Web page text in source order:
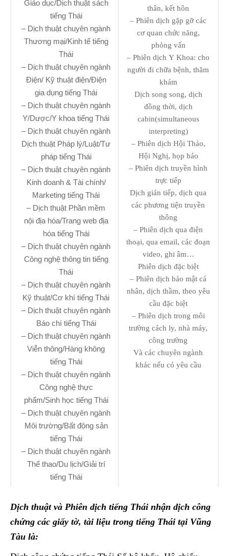
Giáo dục/Dịch thuật sách
tiếng Thái
– Dịch thuật chuyên ngành
Thương mại/Kinh tế tiếng
Thái
– Dịch thuật chuyên ngành
Điện/ Kỹ thuật điện/Điện
gia dụng tiếng Thái
– Dịch thuật chuyên ngành
Y/Dược/Y khoa tiếng Thái
– Dịch thuật chuyên ngành
Dịch thuật Pháp lý/Luật/Tư
pháp tiếng Thái
– Dịch thuật chuyên ngành
Kinh doanh & Tài chính/
Marketing tiếng Thái
– Dịch thuật Phần mềm
nội địa hóa/Trang web địa
hóa tiếng Thái
– Dịch thuật chuyên ngành
Công nghệ thông tin tiếng
Thái
– Dịch thuật chuyên ngành
Kỹ thuật/Cơ khí tiếng Thái
– Dịch thuật chuyên ngành
Báo chí tiếng Thái
– Dịch thuật chuyên ngành
Viễn thông/Hàng không
tiếng Thái
– Dịch thuật chuyên ngành
Công nghệ thực
phẩm/Sinh học tiếng Thái
– Dịch thuật chuyên ngành
Môi trường/Bất động sản
tiếng Thái
– Dịch thuật chuyên ngành
Thể thao/Du lịch/Giải trí
tiếng Thái
thân, kết hôn
– Phiên dịch gặp gỡ các
cơ quan chức năng,
phỏng vấn
– Phiên dịch Y Khoa: cho
người đi chữa bệnh, thăm
khám
Dịch song song, dịch
đồng thời, dịch
cabin(simultaneous
interpreting)
– Phiên dịch Hội Thảo,
Hội Nghị, họp báo
– Phiên dịch truyền hình
trực tiếp
Dịch gián tiếp, dịch qua
các phương tiện truyền
thông
– Phiên dịch qua điện
thoại, qua email, các đoạn
video, ghi âm…
Phiên dịch đặc biệt
– Phiên dịch bảo mật cá
nhân, dịch thầm, theo yêu
cầu đặc biệt
– Phiên dịch trong môi
trường cách ly, nhà máy,
công trường
Và các chuyên ngành
khác nếu có yêu cầu
Dịch thuật và Phiên dịch tiếng Thái nhận dịch công
chứng các giấy tờ, tài liệu trong tiếng Thái tại Vũng
Tàu là: